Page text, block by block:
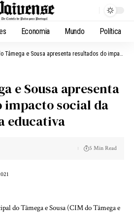
Economia Mundo Política
e Sousa apresenta resultados do impacto social da sua estratégia educativa
e Sousa apresenta
impacto social da
educativa
5 Min Read
do Tâmega e Sousa (CIM do Tâmega e